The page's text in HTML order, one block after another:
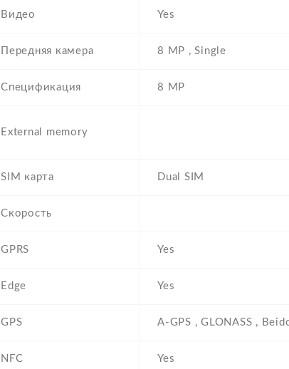
Видео Yes
Передняя камера 8 MP , Single
Спецификация 8 MP
External memory
SIM карта Dual SIM
Скорость
GPRS Yes
Edge Yes
GPS A-GPS , GLONASS ,
NFC Yes